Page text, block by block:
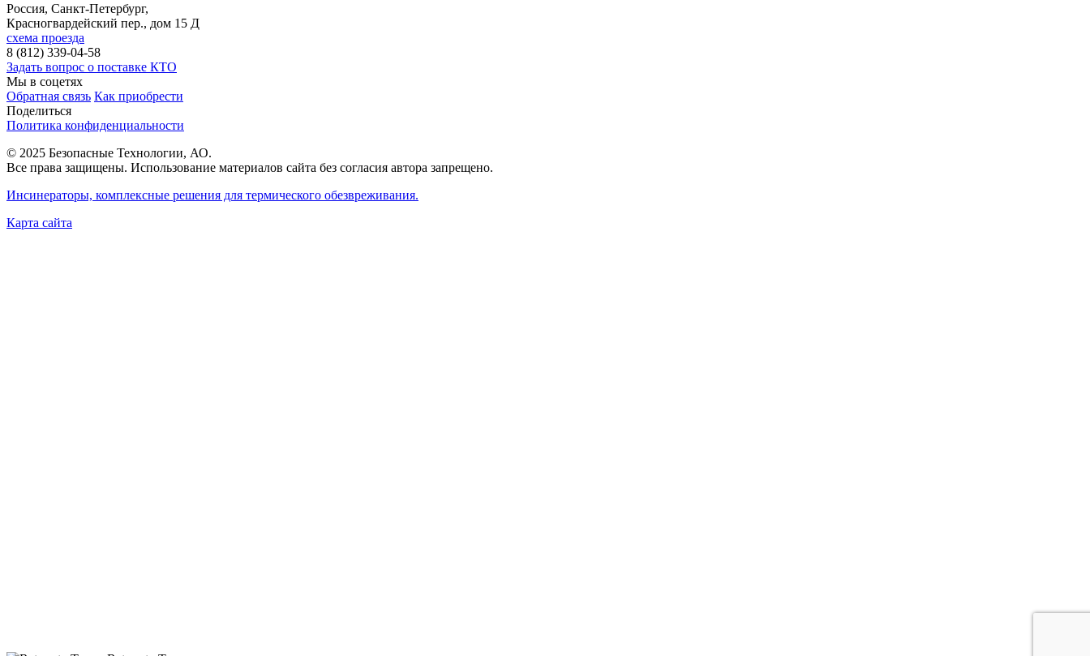
Россия, Санкт-Петербург,
Красногвардейский пер., дом 15 Д
схема проезда
8 (812) 339-04-58
Задать вопрос о поставке КТО
Мы в соцетях
Обратная связь Как приобрести
Поделиться
Политика конфиденциальности
© 2025 Безопасные Технологии, АО.
Все права защищены. Использование материалов сайта без согласия автора запрещено.
Инсинераторы, комплексные решения для термического обезвреживания.
Карта сайта